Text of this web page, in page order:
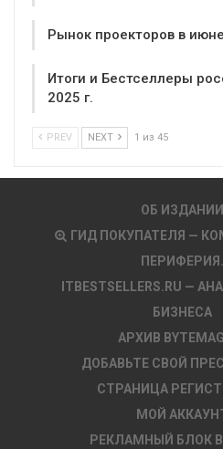
Рынок проекторов в
Итоги и Бестселлеры
2025 г.
PREV NEXT 1 из 45
ОБ ИЗДАНИИ
ГИД ПОКУПАТЕЛЯ —
ПЕРИФЕРИЯ.
ITBESTSELLERS.RU —
БИЗНЕСА
АРХИВ
ДОБАВЬТЕ СВОЙ
СТРАНИЦА
МОЙ
РЕКЛАМНЫЙ БЛОК